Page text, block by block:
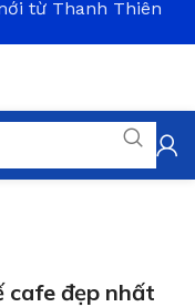
cafe đẹp nhất
từ Thanh Thiên